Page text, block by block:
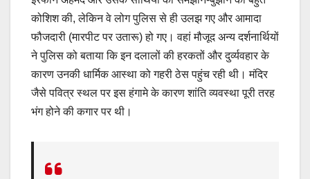
कोशिश की, लेकिन वे लोग पुलिस से ही उलझ गए और आमादा
फौजदारी (मारपीट पर उतारू) हो गए। वहां मौजूद अन्य दर्शनार्थियों
ने पुलिस को बताया कि इन दलालों की हरकतों और दुर्व्यवहार के
कारण उनकी धार्मिक आस्था को गहरी ठेस पहुंच रही थी। मंदिर
जैसे पवित्र स्थल पर इस हंगामे के कारण शांति व्यवस्था पूरी तरह
भंग होने की कगार पर थी।